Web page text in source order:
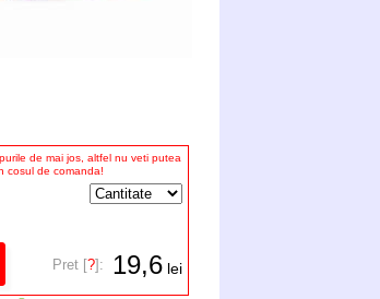
de mai jos, altfel nu veti putea
cosul de comanda!
Pret [?]: 19,6 lei